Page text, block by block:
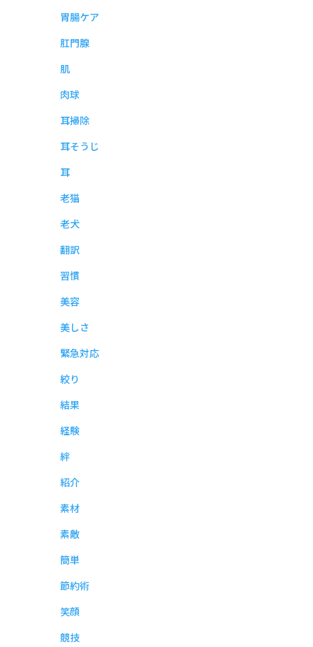
胃腸ケア
肛門腺
肌
肉球
耳掃除
耳そうじ
耳
老猫
老犬
翻訳
習慣
美容
美しさ
緊急対応
絞り
結果
経験
絆
紹介
素材
素敵
簡単
節約術
笑顔
競技